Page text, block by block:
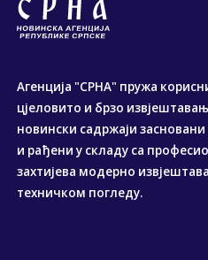
Агенција "СРНА" пружа
цјеловито и брзо
новински садржаји
и рађени у складу са
захтијева модерно
техничком погледу.